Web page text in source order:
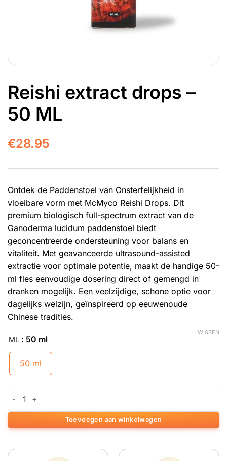
Reishi extract drops –
50 ML
€28.95
Ontdek de Paddenstoel van Onsterfelijkheid in
vloeibare vorm met McMyco Reishi Drops. Dit
premium biologisch full-spectrum extract van de
Ganoderma lucidum paddenstoel biedt
geconcentreerde ondersteuning voor balans en
vitaliteit. Met geavanceerde ultrasound-assisted
extractie voor optimale potentie, maakt de handige 50-
ml fles eenvoudige dosering direct of gemengd in
dranken mogelijk. Een veelzijdige, schone optie voor
dagelijks welzijn, geïnspireerd op eeuwenoude
Chinese tradities.
ML : 50 ml
50 ml
WISSEN
Toevoegen aan winkelwagen